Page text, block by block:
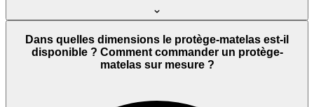
Dans quelles dimensions le protège-matelas est-il
disponible ? Comment commander un protège-
matelas sur mesure ?